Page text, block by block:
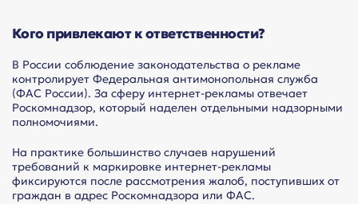
Кого привлекают к ответственности?
В России соблюдение законодательства о рекламе
контролирует Федеральная антимонопольная служба
(ФАС России). За сферу интернет-рекламы отвечает
Роскомнадзор, который наделен отдельными надзорными
полномочиями.
На практике большинство случаев нарушений
требований к маркировке интернет-рекламы
фиксируются после рассмотрения жалоб, поступивших от
граждан в адрес Роскомнадзора или ФАС.